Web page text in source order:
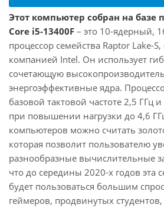
Этот компьютер собран на базе
Core i5-13400F – это 10-ядерный,
процессор семейства Raptor Lake-
компанией Intel. Он использует
сочетающую
энергоэффективные ядра.
базовой тактовой частоте 2,5 ГГц
при повышении нагрузки до 4,6
компьютеров можно считать
которая позволит пользователю
разнообразные вычислительные
что до середины 2020-х годов эта
будет пользоваться большим
геймеров, продвинутых